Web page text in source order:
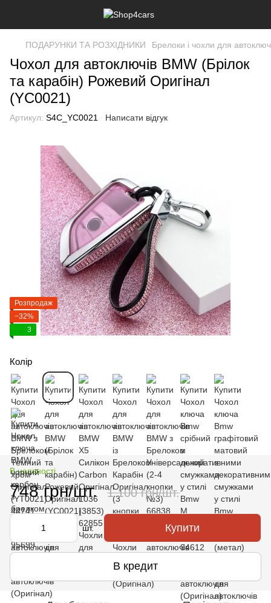
ПОДАРУНКИ ТА РОЗХІДНИКИ Брелоки і чохли для
Чохол для автоключів BMW (Брілок
та карабін) Рожевий Оригінал
(YC0021)
Артикул: S4C_YC0021 Написати відгук
Розпродаж
−32%
3
Колір
В наявності
748 грн/шт. 1 100 грн/шт.
шт. Купити
В кредит